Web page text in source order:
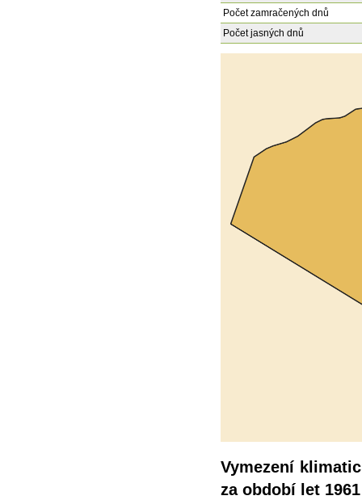
Počet zamračených dnů
Počet jasných dnů
Vymezení
za období let